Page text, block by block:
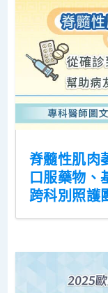
脊髓性肌肉
口服藥物、
跨科別照護